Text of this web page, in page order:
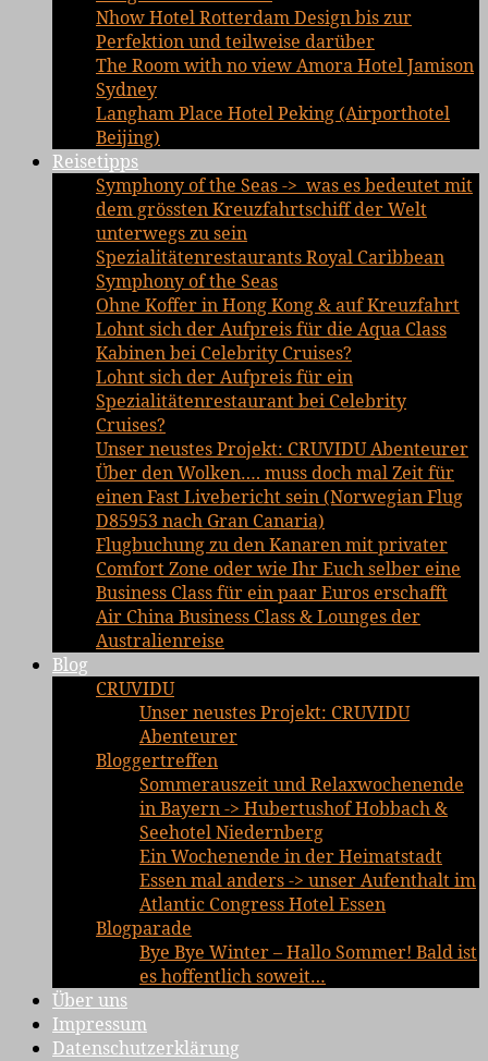
Nhow Hotel Rotterdam Design bis zur
Perfektion und teilweise darüber
The Room with no view Amora Hotel Jamison
Sydney
Langham Place Hotel Peking (Airporthotel
Beijing)
Reisetipps
Symphony of the Seas -> was es bedeutet mit
dem grössten Kreuzfahrtschiff der Welt
unterwegs zu sein
Spezialitätenrestaurants Royal Caribbean
Symphony of the Seas
Ohne Koffer in Hong Kong & auf Kreuzfahrt
Lohnt sich der Aufpreis für die Aqua Class
Kabinen bei Celebrity Cruises?
Lohnt sich der Aufpreis für ein
Spezialitätenrestaurant bei Celebrity
Cruises?
Unser neustes Projekt: CRUVIDU Abenteurer
Über den Wolken…. muss doch mal Zeit für
einen Fast Livebericht sein (Norwegian Flug
D85953 nach Gran Canaria)
Flugbuchung zu den Kanaren mit privater
Comfort Zone oder wie Ihr Euch selber eine
Business Class für ein paar Euros erschafft
Air China Business Class & Lounges der
Australienreise
Blog
CRUVIDU
Unser neustes Projekt: CRUVIDU
Abenteurer
Bloggertreffen
Sommerauszeit und Relaxwochenende
in Bayern -> Hubertushof Hobbach &
Seehotel Niedernberg
Ein Wochenende in der Heimatstadt
Essen mal anders -> unser Aufenthalt im
Atlantic Congress Hotel Essen
Blogparade
Bye Bye Winter – Hallo Sommer! Bald ist
es hoffentlich soweit…
Über uns
Impressum
Datenschutzerklärung